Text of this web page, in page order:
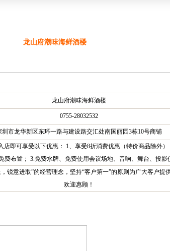
龙山府潮味海鲜酒楼
龙山府潮味海鲜酒楼
0755-28032532
圳市龙华新区东环一路与建设路交汇处南国丽园3栋10号商铺
店即可享受以下优惠： 1、享受8折消费优惠（特价商品除外）
费布置； 3.免费水牌、免费使用会议场地、音响、舞台、投影
锐意进取”的经营理念，坚持“客户第一”的原则为广大客户提
欢迎惠顾！